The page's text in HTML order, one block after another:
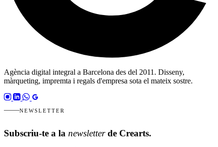
Agència digital integral a Barcelona des del 2011. Disseny,
màrqueting, impremta i regals d'empresa sota el mateix sostre.
NEWSLETTER
Subscriu-te a la newsletterde Crearts.